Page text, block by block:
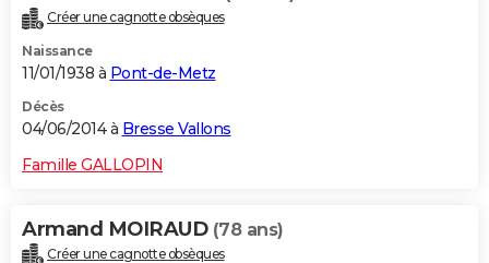
Créer une cagnotte obsèques
Naissance
11/01/1938 à Pont-de-Metz
Décès
04/06/2014 à Bresse Vallons
Famille GALLOPIN
Armand MOIRAUD (78 ans)
Créer une cagnotte obsèques